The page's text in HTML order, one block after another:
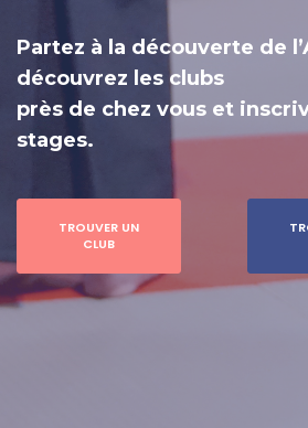
Partez à la découverte de
découvrez les clubs
près de chez vous et
stages.
TROUVER UN
CLUB